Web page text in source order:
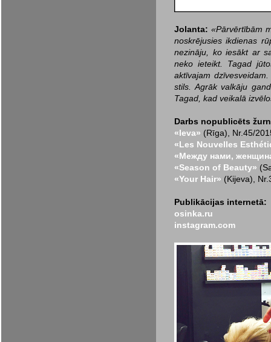
Jolanta: «Pārvērtībām
noskrējusies ikdienas
nezināju, ko iesākt ar
neko ieteikt. Tagad
aktīvajam
stils. Agrāk valkāju
Tagad, kad veikalā
Darbs nopublicēts
«Ieva» (Rīga), Nr.45/
«Les Nouvelles
«Между нами,
«Season of Beauty»
«Your Hair» (Kijeva),
Publikācijas internetā:
osinka.ru
instagram.com